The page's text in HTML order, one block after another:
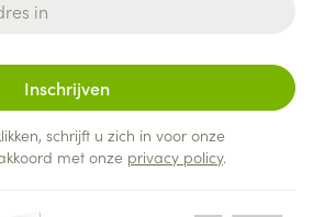
Inschrijven
schrijft u zich in voor onze
met onze privacy policy.